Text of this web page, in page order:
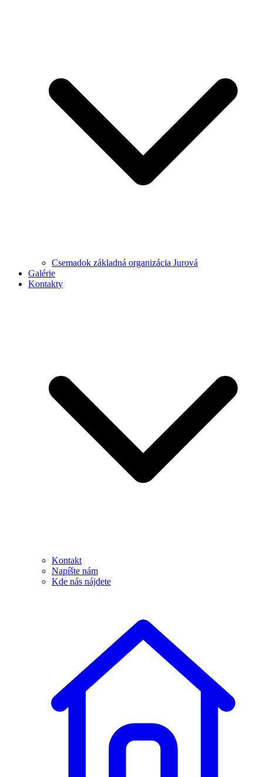
Csemadok základná organizácia Jurová
Galérie
Kontakty
Kontakt
Napíšte nám
Kde nás nájdete